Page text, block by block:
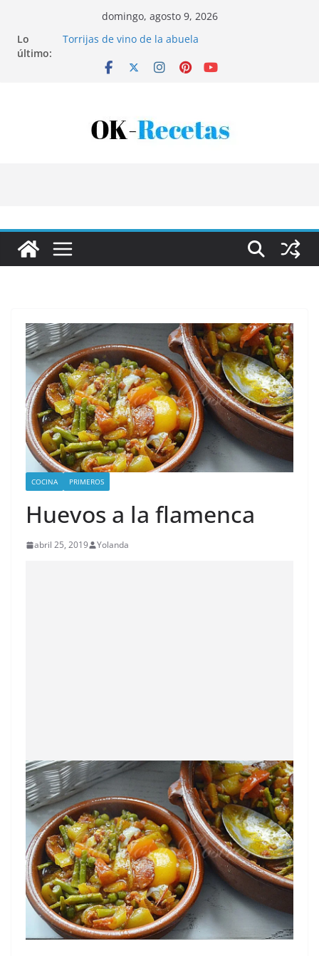
contenido
domingo, agosto 9, 2026
Lo
último:
Torrijas de vino de la abuela
Bandeja de pescaíto frito
COCINA PRIMEROS
Huevos a la flamenca
abril 25, 2019 Yolanda